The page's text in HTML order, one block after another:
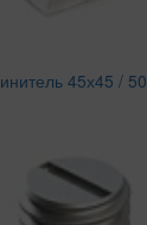
45х45 /